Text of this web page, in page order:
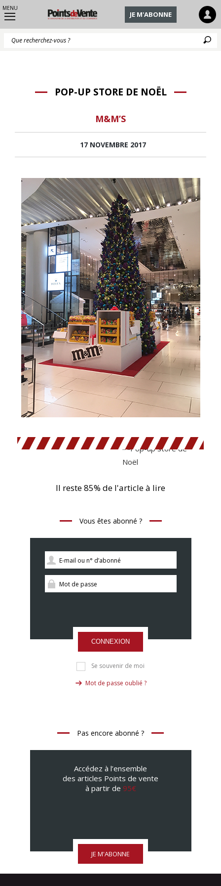
MENU
JE M'ABONNE
POP-UP STORE DE NOËL
M&M’S
17 NOVEMBRE 2017
Il reste 85% de l'article à lire
Vous êtes abonné ?
CONNEXION
Se souvenir de moi
Mot de passe oublié ?
Pas encore abonné ?
Accédez à l’ensemble
des articles Points de vente
à partir de 95€
JE M'ABONNE